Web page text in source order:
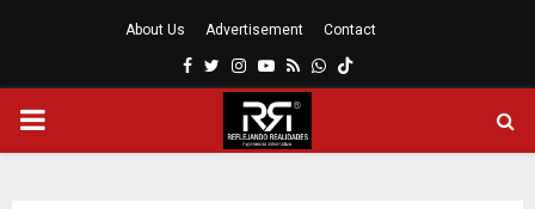
About Us Advertisement Contact
Facebook
Twitter
Instagram
Youtube
RssWhatsapp
MENÚ